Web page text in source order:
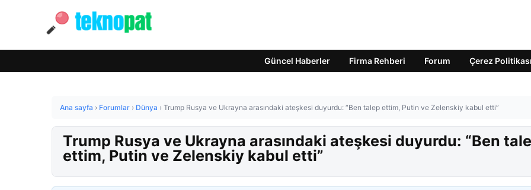
Güncel Haberler Firma Rehberi Forum Çerez Politikası
Ana sayfa › Forumlar › Dünya › Trump Rusya ve Ukrayna arasındaki ateşkesi duyurdu: “Ben talep ettim, Putin ve Zelenskiy kabul etti”
Trump Rusya ve Ukrayna arasındaki ateşkesi duyurdu: “Ben
ettim, Putin ve Zelenskiy kabul etti”